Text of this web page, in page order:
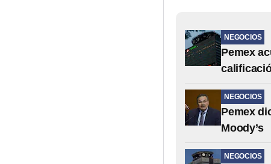
NEGOCIOS
Pemex
NEGOCIOS
Pemex
Moody’s
NEGOCIOS